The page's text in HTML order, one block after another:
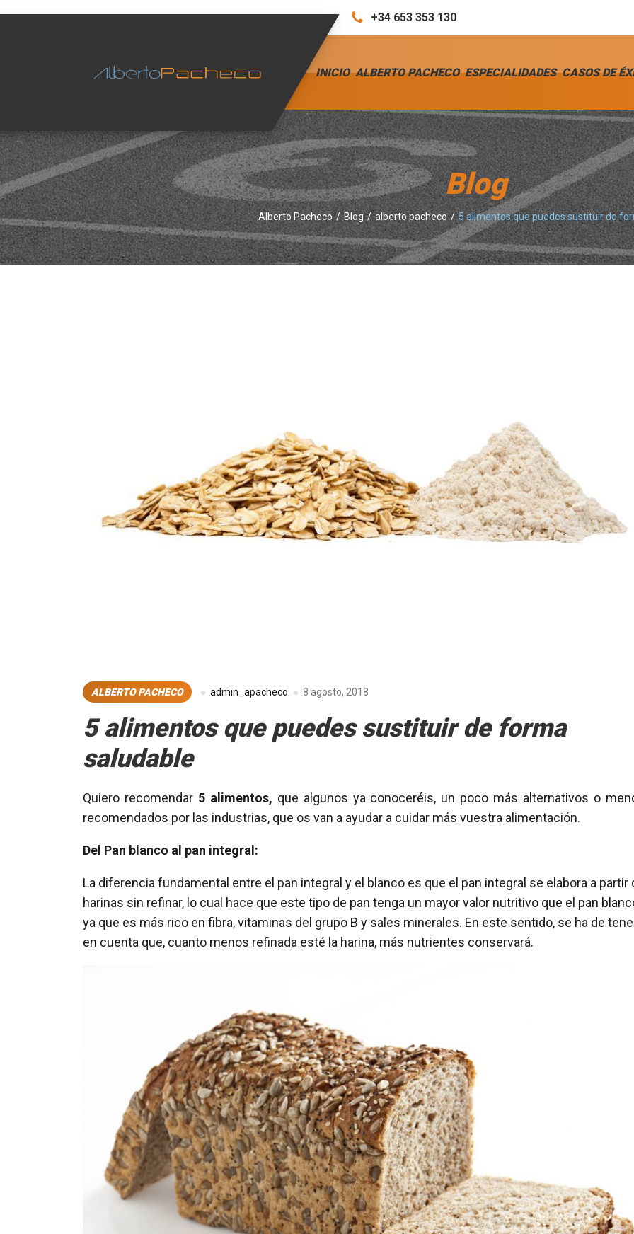
+34 653 353 130
INICIO ALBERTO PACHECO ESPECIALIDADES CASOS DE
Blog
Alberto Pacheco Blog alberto pacheco 5 alimentos que puedes sustituir de
ALBERTO PACHECO admin_apacheco 8 agosto, 2018
5 alimentos que puedes sustituir de forma
saludable
Quiero recomendar 5 alimentos, que algunos ya conoceréis, un poco más alternativos o
recomendados por las industrias, que os van a ayudar a cuidar más vuestra alimentación.
Del Pan blanco al pan integral:
La diferencia fundamental entre el pan integral y el blanco es que el pan integral se elabora a partir
harinas sin refinar, lo cual hace que este tipo de pan tenga un mayor valor nutritivo que el pan
ya que es más rico en fibra, vitaminas del grupo B y sales minerales. En este sentido, se ha de
en cuenta que, cuanto menos refinada esté la harina, más nutrientes conservará.